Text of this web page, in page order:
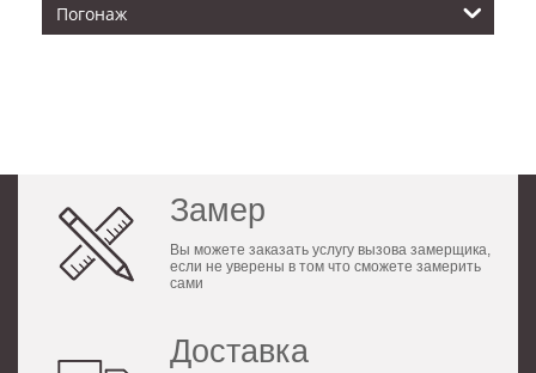
Погонаж
Замер
Вы можете заказать услугу вызова замерщика,
если не уверены в том что сможете замерить
сами
Доставка